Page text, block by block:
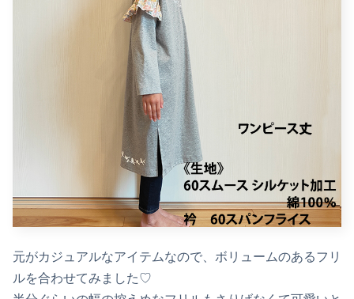
元がカジュアルなアイテムなので、ボリュームのあるフリ
ルを合わせてみました♡